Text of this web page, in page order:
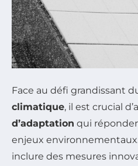
Face au défi grandissant
climatique, il est crucial
d’adaptation qui
enjeux
inclure des mesures